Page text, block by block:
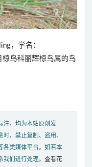
，学名：
椋鸟科丽辉椋鸟属的鸟
注，均为本站原创发
，禁止复制、盗用、
各类媒体平台。如若本
们进行处理。 查看花